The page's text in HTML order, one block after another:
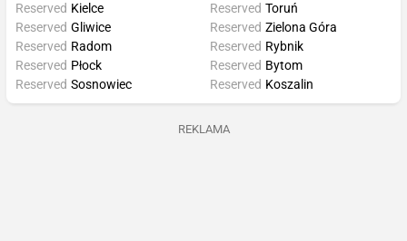
Reserved Kielce Reserved Toruń
Reserved Gliwice
Reserved Radom
Reserved Płock
Reserved Sosnowiec
Reserved Zielona Góra
Reserved Rybnik
Reserved Bytom
Reserved Koszalin
REKLAMA